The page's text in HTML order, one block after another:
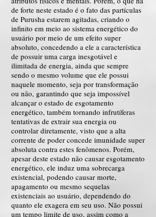
de forte neste estado é o fato das partículas
de Purusha estarem agitadas, criando o
infinito em meio ao sistema energético do
usuário por meio de um efeito super
absoluto, concedendo a ele a característica
de possuir uma carga inesgotável e
ilimitada de energia, ainda que sempre
sendo o mesmo volume que ele possui
naquele momento, seja por transformação
ou não, garantindo que seja impossível
alcançar o estado de esgotamento
energético, também tornando infrutíferas
tentativas de extrair sua energia ou
controlar diretamente, visto que a alta
corrente de poder concede imunidade super
absoluta contra estes fenômenos. Porém,
apesar deste estado não causar esgotamento
energético, ele induz uma sobrecarga
existencial, podendo causar morte,
apagamento ou mesmo sequelas
existenciais ao usuário, dependendo do
quanto ele exagera em seu uso. Não possui
um tempo limite de uso, assim como a